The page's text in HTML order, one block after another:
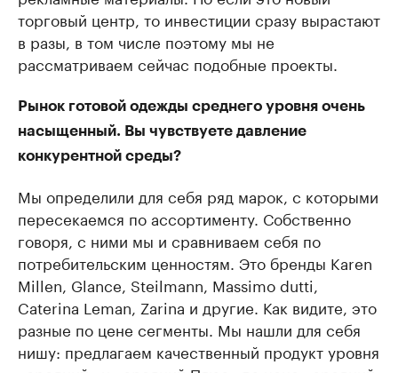
торговый центр, то инвестиции сразу вырастают
в разы, в том числе поэтому мы не
рассматриваем сейчас подобные проекты.
Рынок готовой одежды среднего уровня очень
насыщенный. Вы чувствуете давление
конкурентной среды?
Мы определили для себя ряд марок, с которыми
пересекаемся по ассортименту. Собственно
говоря, с ними мы и сравниваем себя по
потребительским ценностям. Это бренды Karen
Millen, Glance, Steilmann, Massimo dutti,
Caterina Leman, Zarina и другие. Как видите, это
разные по цене сегменты. Мы нашли для себя
нишу: предлагаем качественный продукт уровня